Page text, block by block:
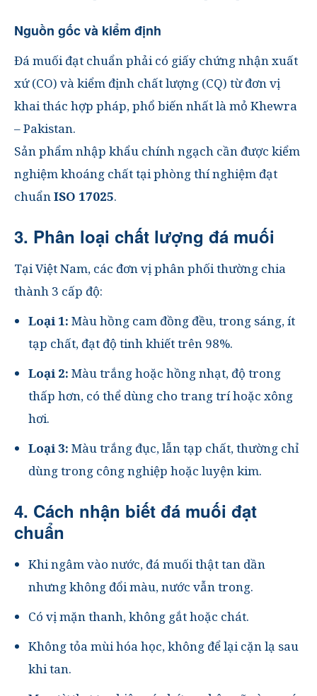
Nguồn gốc và kiểm định
Đá muối đạt chuẩn phải có giấy chứng nhận xuất
xứ (CO) và kiểm định chất lượng (CQ) từ đơn vị
khai thác hợp pháp, phổ biến nhất là mỏ Khewra
– Pakistan.
Sản phẩm nhập khẩu chính ngạch cần được kiểm
nghiệm khoáng chất tại phòng thí nghiệm đạt
chuẩnISO 17025.
3. Phân loại chất lượng đá muối
Tại Việt Nam, các đơn vị phân phối thường chia
thành 3 cấp độ:
Loại 1: Màu hồng cam đồng đều, trong sáng, ít
tạp chất, đạt độ tinh khiết trên 98%.
Loại 2: Màu trắng hoặc hồng nhạt, độ trong
thấp hơn, có thể dùng cho trang trí hoặc xông
hơi.
Loại 3: Màu trắng đục, lẫn tạp chất, thường chỉ
dùng trong công nghiệp hoặc luyện kim.
4. Cách nhận biết đá muối đạt
chuẩn
Khi ngâm vào nước, đá muối thật tan dần
nhưng không đổi màu, nước vẫn trong.
Có vịmặn thanh, không gắt hoặc chát.
Không tỏa mùi hóa học, không để lại cặn lạ sau
khi tan.